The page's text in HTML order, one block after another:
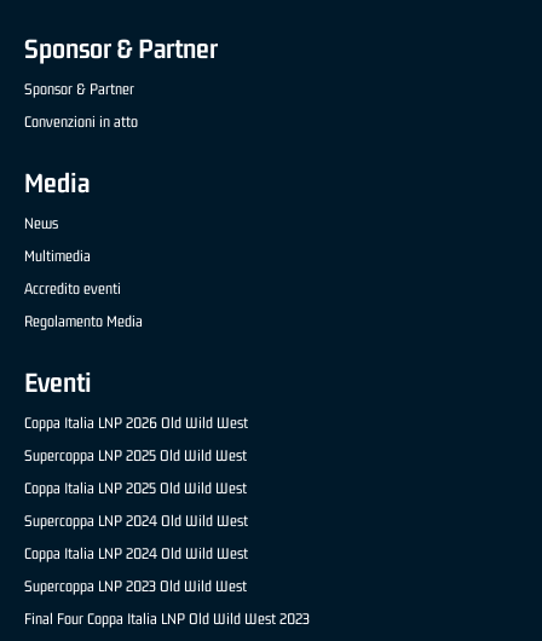
Sponsor & Partner
Sponsor & Partner
Convenzioni in atto
Media
News
Multimedia
Accredito eventi
Regolamento Media
Eventi
Coppa Italia LNP 2026 Old Wild West
Supercoppa LNP 2025 Old Wild West
Coppa Italia LNP 2025 Old Wild West
Supercoppa LNP 2024 Old Wild West
Coppa Italia LNP 2024 Old Wild West
Supercoppa LNP 2023 Old Wild West
Final Four Coppa Italia LNP Old Wild West 2023